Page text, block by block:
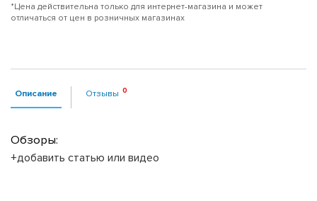
*Цена действительна только для интернет-магазина и может
отличаться от цен в розничных магазинах
Описание Отзывы
Обзоры:
+добавить статью или видео